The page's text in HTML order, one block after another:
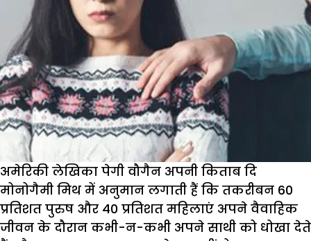
अमेरिकी लेखिका पेगी वौगैन अपनी किताब दि
मोनोगैमी मिथ में अनुमान लगाती हैं कि तकरीबन 60
प्रतिशत पुरुष और 40 प्रतिशत महिलाएं अपने वैवाहिक
जीवन के दौरान कभी-न-कभी अपने साथी को धोखा देते